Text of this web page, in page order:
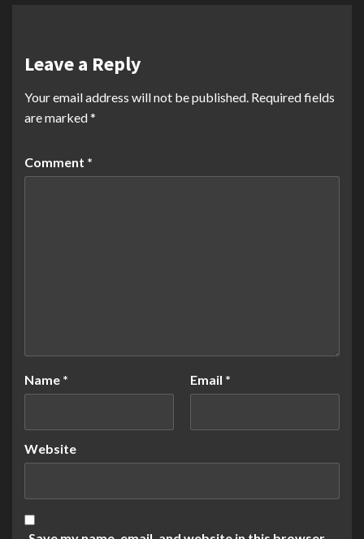
Leave a Reply
Your email address will not be published. Required fields
are marked*
Comment *
Name * Email *
Website